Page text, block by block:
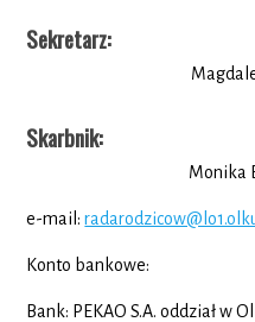
Sekretarz:
Skarbnik:
Monika
e-mail:
Konto bankowe:
Bank: PEKAO S.A. oddział w